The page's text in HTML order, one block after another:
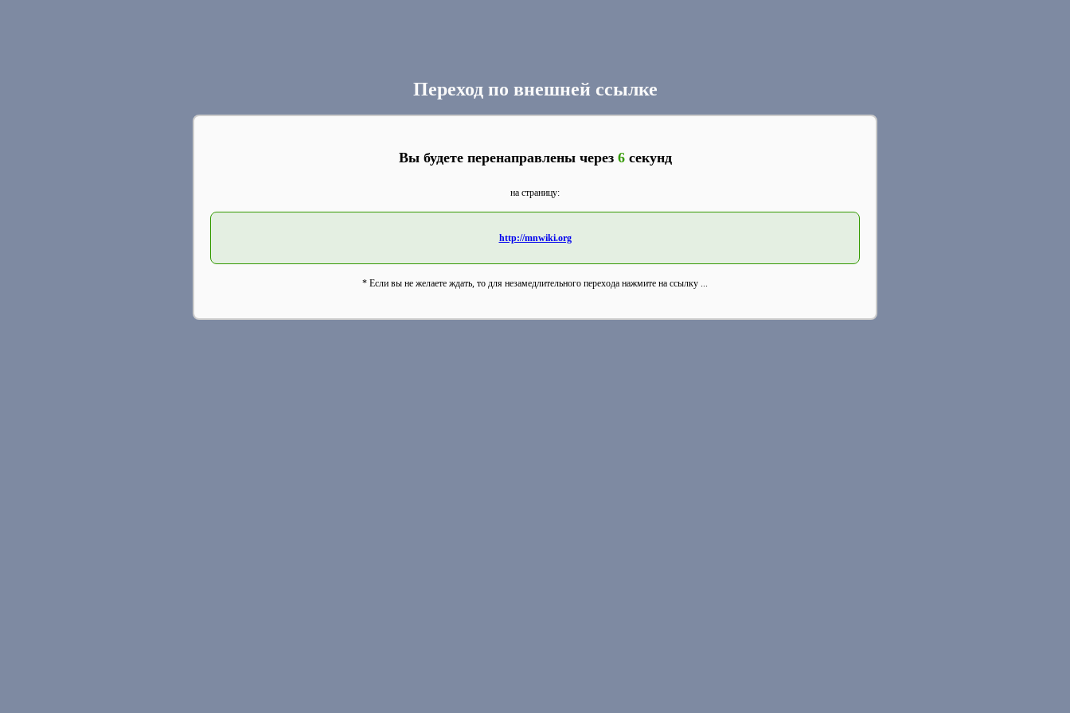
Переход по внешней ссылке
Вы будете перенаправлены через 6секунд
на страницу:
http://mnwiki.org
* Если вы не желаете ждать, то для незамедлительного перехода нажмите на ссылку ...